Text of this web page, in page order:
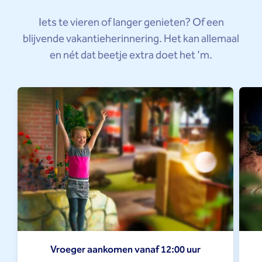
Iets te vieren of langer genieten? Of een
blijvende vakantieherinnering. Het kan allemaal
en nét dat beetje extra doet het 'm.
Vroeger aankomen vanaf 12:00 uur